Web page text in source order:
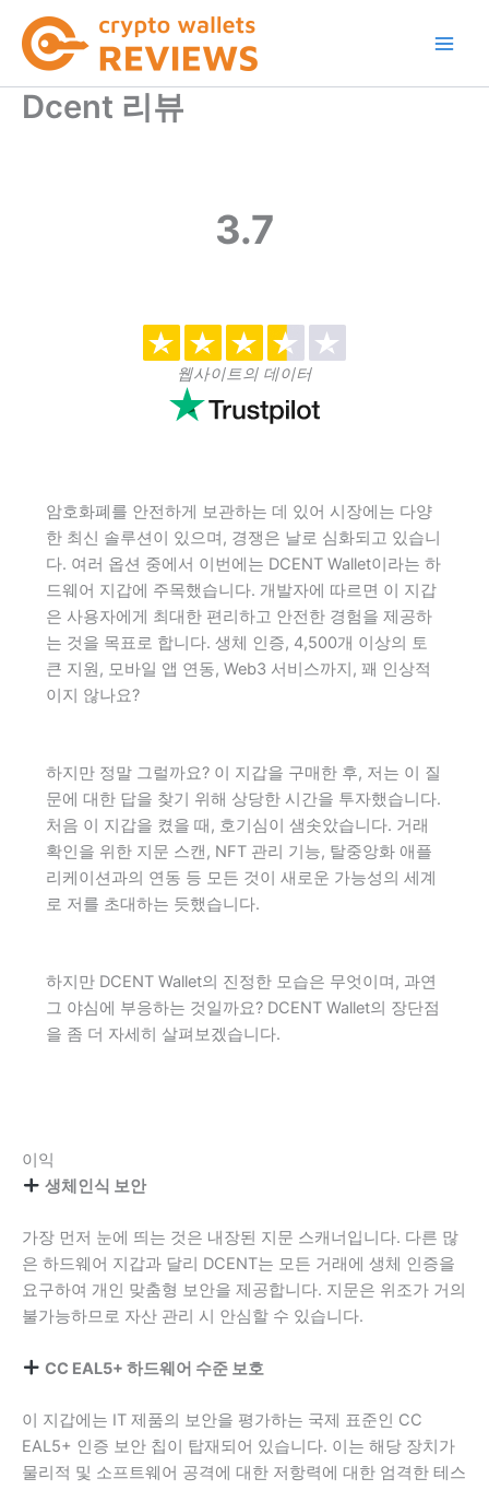
로 Dcent 리뷰
3.7
웹사이트의 데이터
암호화폐를 안전하게 보관하는 데 있어 시장에는 다양
한 최신 솔루션이 있으며, 경쟁은 날로 심화되고 있습니
다. 여러 옵션 중에서 이번에는 DCENT Wallet이라는 하
드웨어 지갑에 주목했습니다. 개발자에 따르면 이 지갑
은 사용자에게 최대한 편리하고 안전한 경험을 제공하
는 것을 목표로 합니다. 생체 인증, 4,500개 이상의 토
큰 지원, 모바일 앱 연동, Web3 서비스까지, 꽤 인상적
이지 않나요?
하지만 정말 그럴까요? 이 지갑을 구매한 후, 저는 이 질
문에 대한 답을 찾기 위해 상당한 시간을 투자했습니다.
처음 이 지갑을 켰을 때, 호기심이 샘솟았습니다. 거래
확인을 위한 지문 스캔, NFT 관리 기능, 탈중앙화 애플
리케이션과의 연동 등 모든 것이 새로운 가능성의 세계
로 저를 초대하는 듯했습니다.
하지만 DCENT Wallet의 진정한 모습은 무엇이며, 과연
그 야심에 부응하는 것일까요? DCENT Wallet의 장단점
을 좀 더 자세히 살펴보겠습니다.
이익
생체인식 보안
가장 먼저 눈에 띄는 것은 내장된 지문 스캐너입니다. 다른 많
은 하드웨어 지갑과 달리 DCENT는 모든 거래에 생체 인증을
요구하여 개인 맞춤형 보안을 제공합니다. 지문은 위조가 거의
불가능하므로 자산 관리 시 안심할 수 있습니다.
CC EAL5+ 하드웨어 수준 보호
이 지갑에는 IT 제품의 보안을 평가하는 국제 표준인 CC
EAL5+ 인증 보안 칩이 탑재되어 있습니다. 이는 해당 장치가
물리적 및 소프트웨어 공격에 대한 저항력에 대한 엄격한 테스